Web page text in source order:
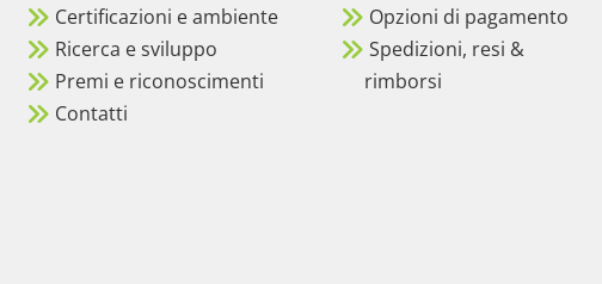
Certificazioni e ambiente
Ricerca e sviluppo
Premi e riconoscimenti
Contatti
Opzioni di pagamento
Spedizioni, resi &
rimborsi